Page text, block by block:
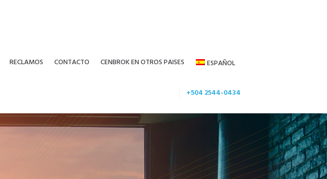
RECLAMOS CONTACTO CENBROK EN OTROS PAISES ESPAÑOL
+504 2544-0434